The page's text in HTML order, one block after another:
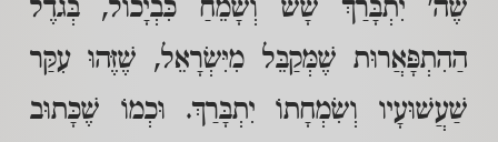
שֶׁה' יִתְבָּרַךְ שָׂשׂ וְשָׂמֵחַ כִּבְיָכוֹל, בְּגֹדֶל
הַהִתְפָּאֲרוּת שֶׁמְּקַבֵּל מִיִּשְׂרָאֵל, שֶׁזֶּהוּ עִקַּר
שַׁעֲשׁוּעָיו וְשִׂמְחָתוֹ יִתְבָּרַךְ. וּכְמוֹ שֶׁכָּתוּב